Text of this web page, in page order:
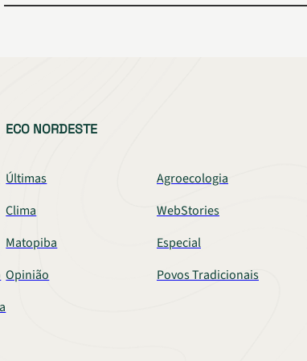
ECO NORDESTE
Últimas Agroecologia
Clima
WebStories
Matopiba
Especial
Opinião
Povos Tradicionais